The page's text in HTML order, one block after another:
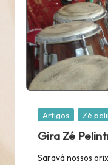
Posted
Artigos Zé
Gira Zé
Saravá nossos